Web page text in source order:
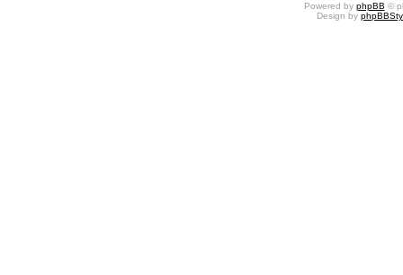
Powered by phpBB ©
Design by